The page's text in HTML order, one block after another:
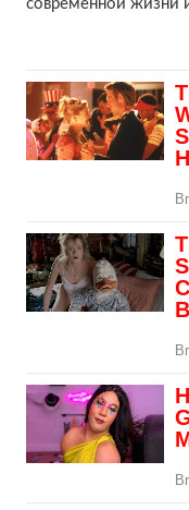
современной жизни